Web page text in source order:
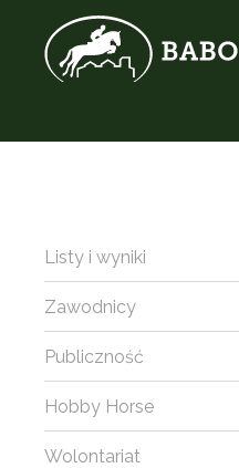
Listy i wyniki
Zawodnicy
Publiczność
Hobby Horse
Wolontariat